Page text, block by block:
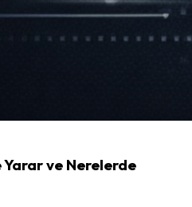
ve Nerelerde